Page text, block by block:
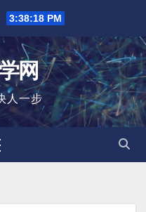
3:38:19 PM
网
人一步